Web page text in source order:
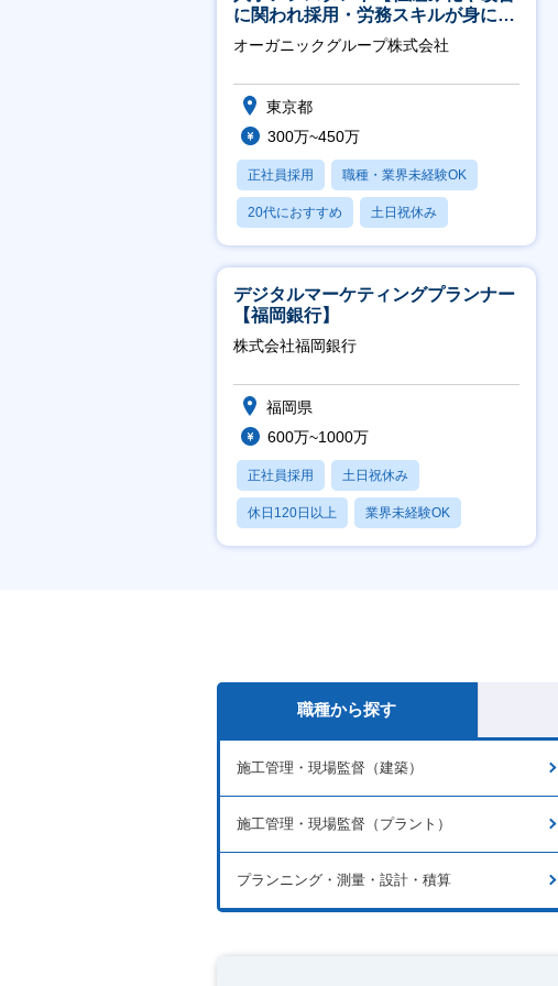
に関われ採用・労務スキルが身につ
く環境／年商120億円超の事業会
社】
オーガニックグループ株式会社
東京都
300万~450万
正社員採用 職種・業界未経験OK
20代におすすめ 土日祝休み
休日120日以上
デジタルマーケティングプランナー
【福岡銀行】
株式会社福岡銀行
福岡県
600万~1000万
正社員採用 土日祝休み
休日120日以上 業界未経験OK
産休・育休あり
職種から探す
施工管理・現場監督（建築）
施工管理・現場監督（プラント）
プランニング・測量・設計・積算